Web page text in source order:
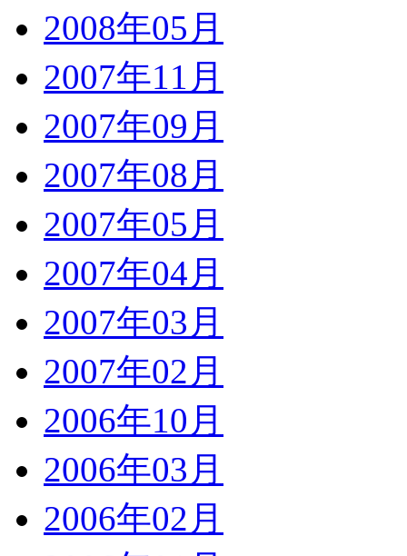
2008年05月
2007年11月
2007年09月
2007年08月
2007年05月
2007年04月
2007年03月
2007年02月
2006年10月
2006年03月
2006年02月